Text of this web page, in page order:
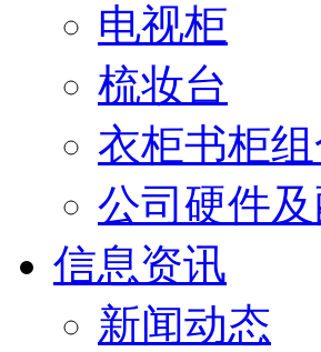
电视柜
梳妆台
衣柜书柜
公司硬件
信息资讯
新闻动态